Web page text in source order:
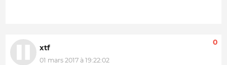
xtf
01 mars 2017 à 19:22:02
0